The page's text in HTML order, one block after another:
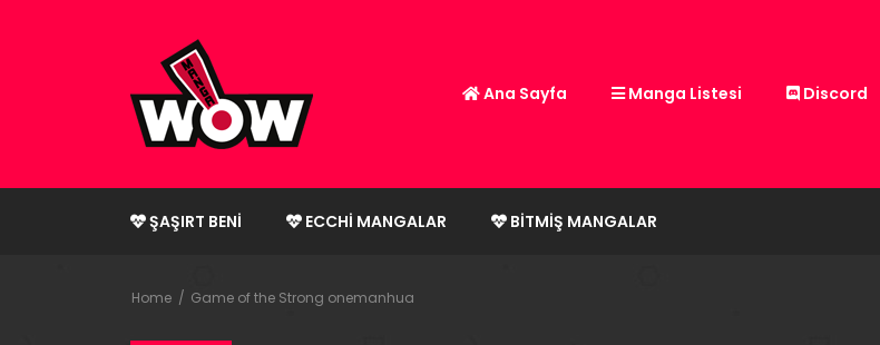
Ana Sayfa Manga Listesi Discord
ŞAŞIRT BENI ECCHI MANGALAR BITMIŞ MANGALAR
Home Game of the Strong onemanhua